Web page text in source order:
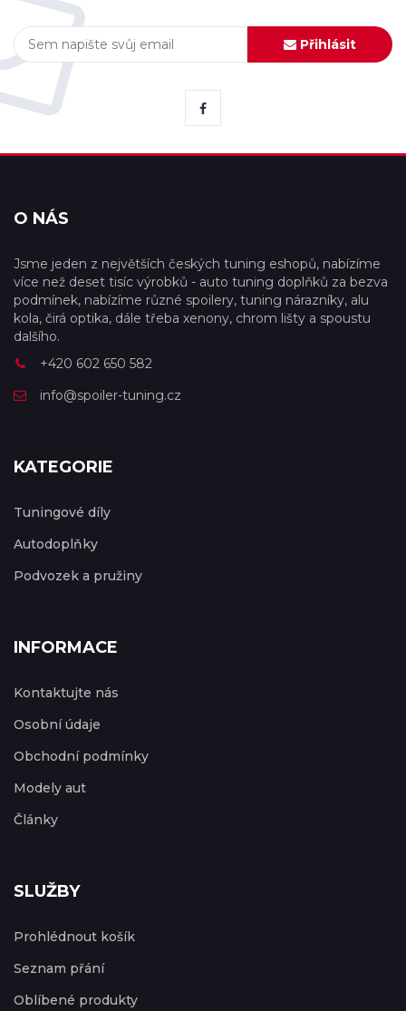
Přihlásit
O NÁS
Jsme jeden z největších českých tuning eshopů, nabízíme
více než deset tisíc výrobků - auto tuning doplňků za bezva
podmínek, nabízíme různé spoilery, tuning nárazníky, alu
kola, čirá optika, dále třeba xenony, chrom lišty a spoustu
dalšího.
+420 602 650 582
info@spoiler-tuning.cz
KATEGORIE
Tuningové díly
Autodoplňky
Podvozek a pružiny
INFORMACE
Kontaktujte nás
Osobní údaje
Obchodní podmínky
Modely aut
Články
SLUŽBY
Prohlédnout košík
Seznam přání
Oblíbené produkty